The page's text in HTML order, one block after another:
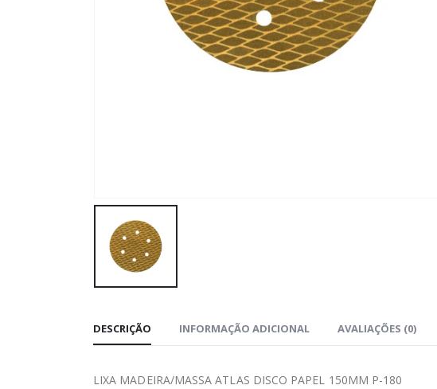
DESCRIÇÃO INFORMAÇÃO ADICIONAL AVALIAÇÕES (0)
LIXA MADEIRA/MASSA ATLAS DISCO PAPEL 150MM P-180